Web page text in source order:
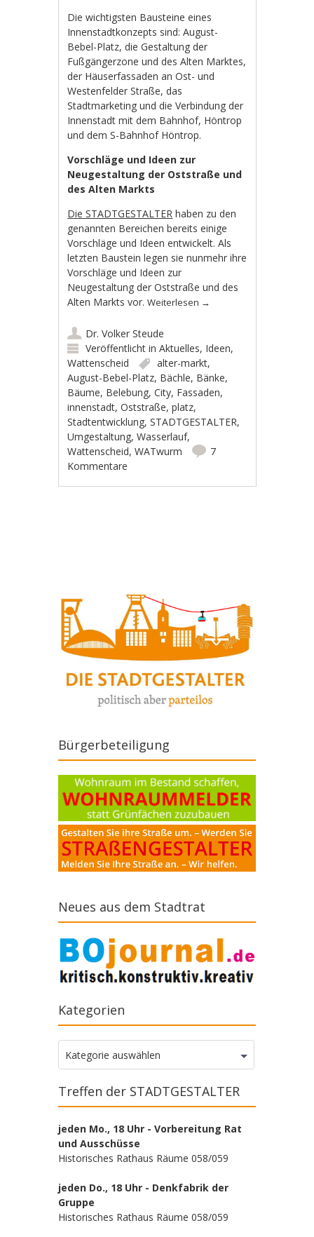
Die wichtigsten Bausteine eines
Innenstadtkonzepts sind: August-
Bebel-Platz, die Gestaltung der
Fußgängerzone und des Alten Marktes,
der Häuserfassaden an Ost- und
Westenfelder Straße, das
Stadtmarketing und die Verbindung der
Innenstadt mit dem Bahnhof, Höntrop
und dem S-Bahnhof Höntrop.
Vorschläge und Ideen zur
Neugestaltung der Oststraße und
des Alten Markts
Die STADTGESTALTER haben zu den
genannten Bereichen bereits einige
Vorschläge und Ideen entwickelt. Als
letzten Baustein legen sie nunmehr ihre
Vorschläge und Ideen zur
Neugestaltung der Oststraße und des
Alten Markts vor.Weiterlesen →
Dr. Volker Steude
Veröffentlicht inAktuelles, Ideen,
Wattenscheid
alter-markt,
August-Bebel-Platz, Bächle, Bänke,
Bäume, Belebung,City, Fassaden,
innenstadt,Oststraße,platz,
Stadtentwicklung,STADTGESTALTER,
Umgestaltung,Wasserlauf,
Wattenscheid,WATwurm
7
Kommentare
Bürgerbeteiligung
Neues aus dem Stadtrat
Kategorien
Kategorien
Kategorie auswählen
Treffen der STADTGESTALTER
jeden Mo., 18 Uhr - Vorbereitung Rat
und Ausschüsse
Historisches Rathaus Räume 058/059
jeden Do., 18 Uhr - Denkfabrik der
Gruppe
Historisches Rathaus Räume 058/059